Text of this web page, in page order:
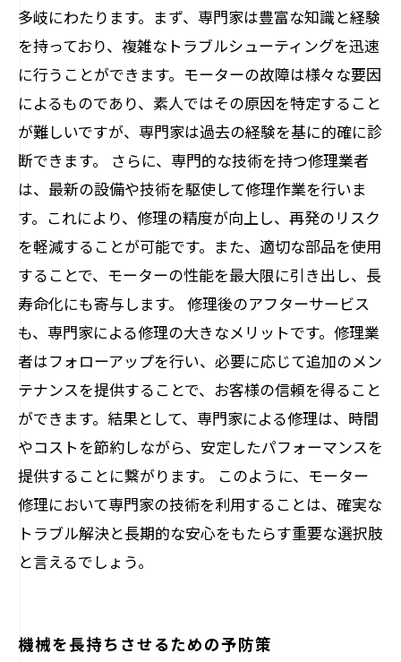
多岐にわたります。まず、専門家は豊富な知識と経験
を持っており、複雑なトラブルシューティングを迅速
に行うことができます。モーターの故障は様々な要因
によるものであり、素人ではその原因を特定すること
が難しいですが、専門家は過去の経験を基に的確に診
断できます。 さらに、専門的な技術を持つ修理業者
は、最新の設備や技術を駆使して修理作業を行いま
す。これにより、修理の精度が向上し、再発のリスク
を軽減することが可能です。また、適切な部品を使用
することで、モーターの性能を最大限に引き出し、長
寿命化にも寄与します。 修理後のアフターサービス
も、専門家による修理の大きなメリットです。修理業
者はフォローアップを行い、必要に応じて追加のメン
テナンスを提供することで、お客様の信頼を得ること
ができます。結果として、専門家による修理は、時間
やコストを節約しながら、安定したパフォーマンスを
提供することに繋がります。 このように、モーター
修理において専門家の技術を利用することは、確実な
トラブル解決と長期的な安心をもたらす重要な選択肢
と言えるでしょう。
機械を長持ちさせるための予防策